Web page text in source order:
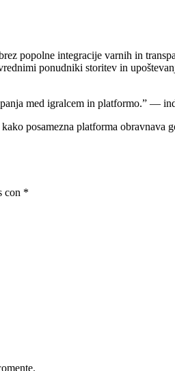
popolne integracije varnih in
ponudniki storitev in
med igralcem in platformo.” —
posamezna platforma obravnava
con *